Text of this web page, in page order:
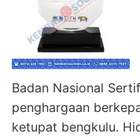
Badan Nasional
penghargaan
ketupat bengkulu.